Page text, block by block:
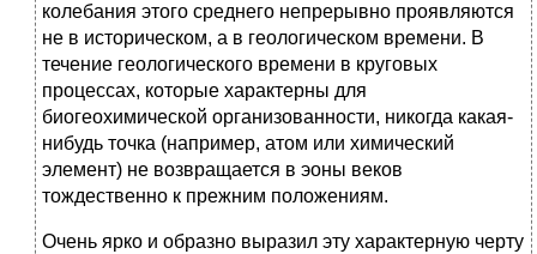
колебания этого среднего непрерывно проявляются
не в историческом, а в геологическом времени. В
течение геологического времени в круговых
процессах, которые характерны для
биогеохимической организованности, никогда какая-
нибудь точка (например, атом или химический
элемент) не возвращается в эоны веков
тождественно к прежним положениям.
Очень ярко и образно выразил эту характерную черту